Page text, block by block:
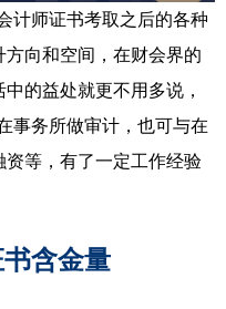
计师证书考取之后的各种
向和空间，在财会界的
的益处就更不用多说，
事务所做审计，也可与在
等，有了一定工作经验
含金量